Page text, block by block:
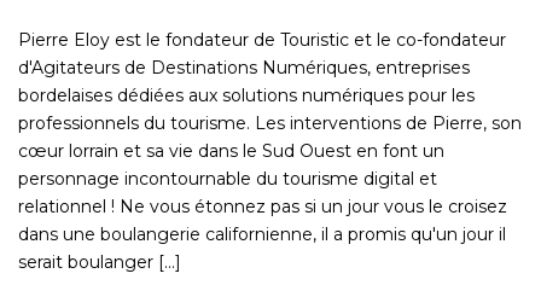
Pierre Eloy est le fondateur de Touristic et le co-fondateur
d'Agitateurs de Destinations Numériques, entreprises
bordelaises dédiées aux solutions numériques pour les
professionnels du tourisme. Les interventions de Pierre, son
cœur lorrain et sa vie dans le Sud Ouest en font un
personnage incontournable du tourisme digital et
relationnel ! Ne vous étonnez pas si un jour vous le croisez
dans une boulangerie californienne, il a promis qu'un jour il
serait boulanger [...]